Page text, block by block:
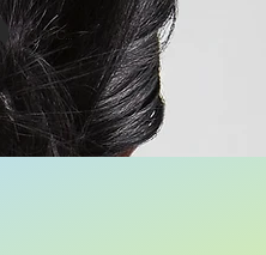
Se connecter